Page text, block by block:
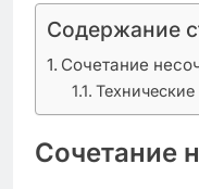
Содержание
Сочетание
Сочетание